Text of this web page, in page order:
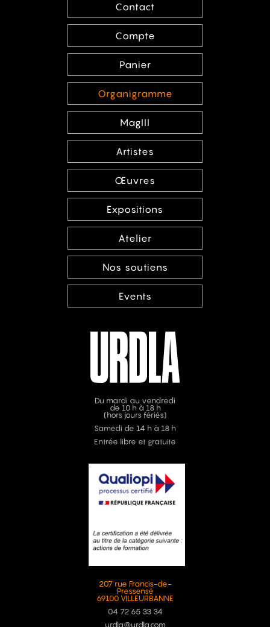
Contact
Compte
Panier
Organigramme
MagIII
Artistes
Œuvres
Expositions
Atelier
Nos soutiens
Events
Du mardi au vendredi
de 10 h à 18 h
(hors jours fériés)
Samedi de 14 h à 18 h
Entrée libre et gratuite
207 rue Francis-de-
Pressensé
69100 VILLEURBANNE
04 72 65 33 34
urdla@urdla.com